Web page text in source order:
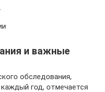
и важные
обследования,
год, отмечается